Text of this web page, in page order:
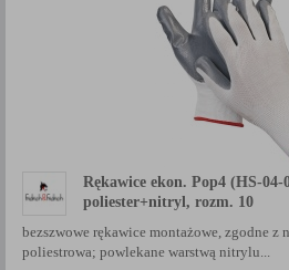
Rękawice ekon. Pop4 (HS-04-
poliester+nitryl, rozm. 10
bezszwowe rękawice montażowe, zgodne z
poliestrowa; powlekane warstwą nitrylu...
Każda Państwa zgoda jest
Polityka prywatności (rozwiń)
Klauzula Informacyjna (rozwiń)
Lista Zaufanych Partnerów (rozwiń)